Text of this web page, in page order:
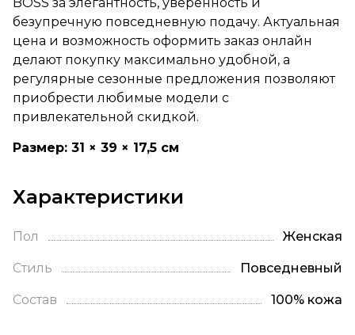
безупречную повседневную подачу. Актуальная
цена и возможность оформить заказ онлайн
делают покупку максимально удобной, а
регулярные сезонные предложения позволяют
приобрести любимые модели с
привлекательной скидкой.
Размер: 31 × 39 × 17,5 см
Характеристики
Пол Женская
Стиль Повседневный
Состав 100% кожа